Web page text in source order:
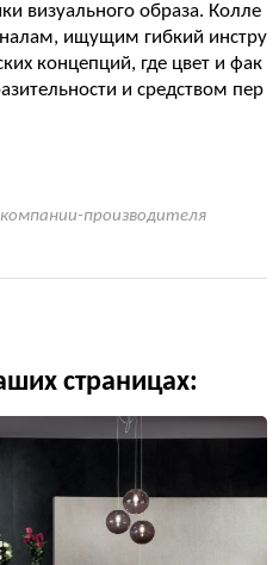
визуального образа. Колле
ищущим гибкий инстру
концепций, где цвет и фак
и средством пер
производителя
страницах: